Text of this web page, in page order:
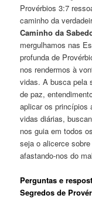
Provérbios 3:7
caminho da
Caminho da
mergulhamos nas
profunda de
nos rendermos à
vidas. A busca pela
de paz,
aplicar os princípios
vidas diárias,
nos guia em todos
seja o alicerce
afastando-nos do
Perguntas e
Segredos de